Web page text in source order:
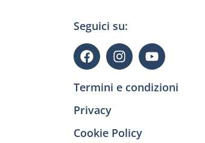
Seguici su:
Termini e condizioni
Privacy
Cookie Policy